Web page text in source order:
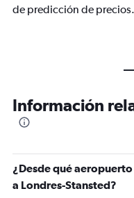
de predicción de precios.
Información
¿Desde qué
a Londres-Stansted?